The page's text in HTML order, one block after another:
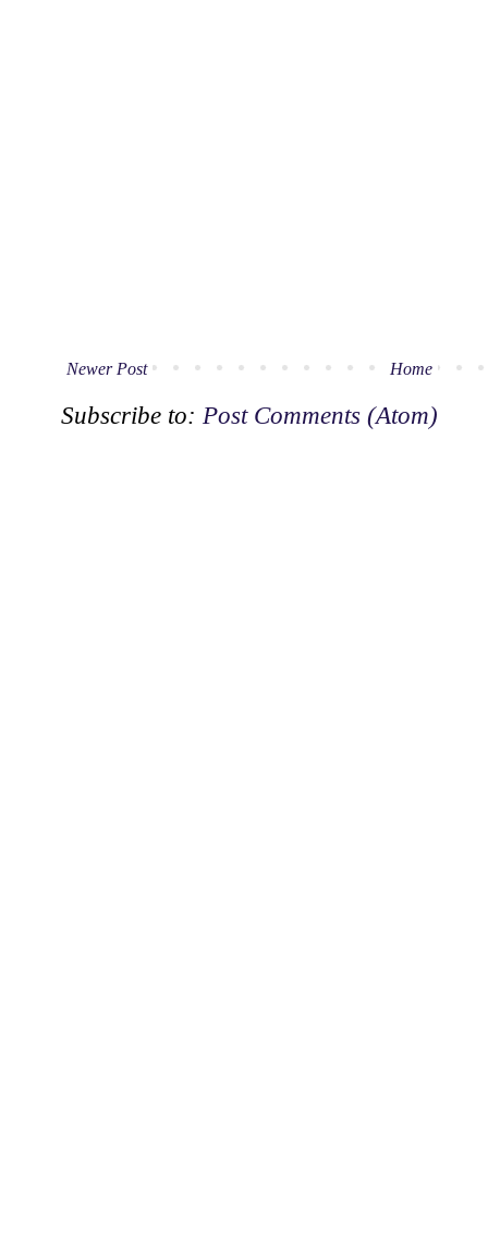
Newer Post Home
Subscribe to: Post Comments (Atom)